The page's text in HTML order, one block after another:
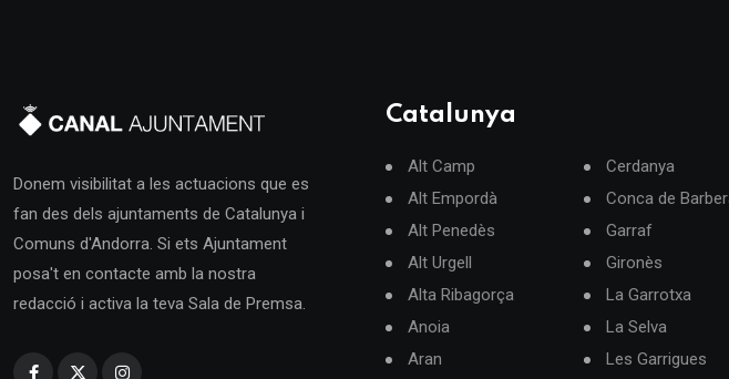
Donem visibilitat a les actuacions que es
fan des dels ajuntaments de Catalunya i
Comuns d'Andorra. Si ets Ajuntament
posa't en contacte amb la nostra
redacció i activa la teva Sala de Premsa.
Catalunya
Alt Camp
Alt Empordà
Alt Penedès
Alt Urgell
Alta Ribagorça
Anoia
Aran
Cerdanya
Conca de
Garraf
Gironès
La Garrotxa
La Selva
Les Garrigues